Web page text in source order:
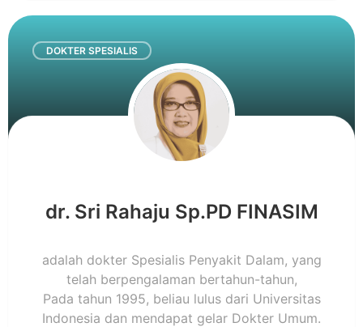
DOKTER SPESIALIS
dr. Sri Rahaju Sp.PD FINASIM
adalah dokter Spesialis Penyakit Dalam, yang
telah berpengalaman bertahun-tahun,
Pada tahun 1995, beliau lulus dari Universitas
Indonesia dan mendapat gelar Dokter Umum.